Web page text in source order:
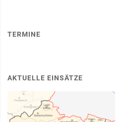
TERMINE
AKTUELLE EINSÄTZE